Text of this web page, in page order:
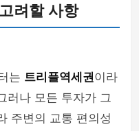
려할 사항
는 트리플역세권이라
러나 모든 투자가 그
주변의 교통 편의성